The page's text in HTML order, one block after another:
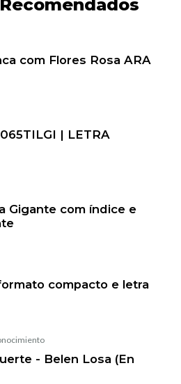
com Flores Rosa ARA
| LETRA
Gigante com índice e
compacto e letra
- Belen Losa (En